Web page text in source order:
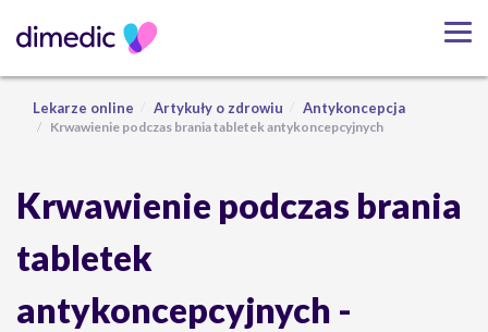
Lekarze online Artykuły o zdrowiu Antykoncepcja
Krwawienie podczas brania tabletek antykoncepcyjnych
Krwawienie podczas brania
tabletek
antykoncepcyjnych -